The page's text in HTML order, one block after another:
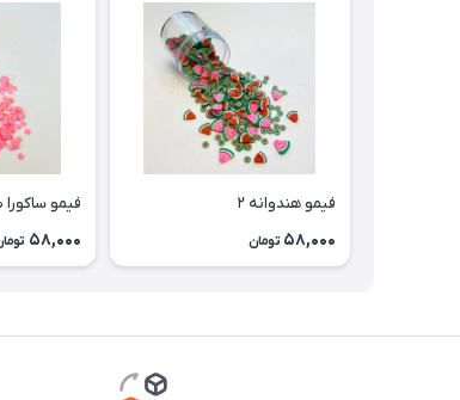
فیمو هندوانه ۲
58,000 تومان
فیمو
58,000